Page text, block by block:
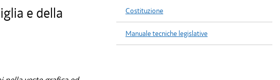
e della
Costituzione
Manuale tecniche legislative